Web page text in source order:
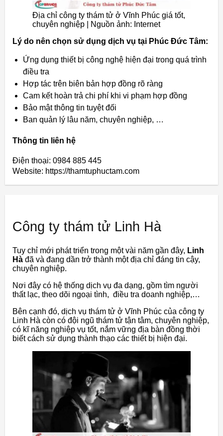
Địa chỉ công ty thám tử ở Vĩnh Phúc giá tốt,
chuyên nghiệp | Nguồn ảnh: Internet
Lý do nên chọn sử dụng dịch vụ tại Phúc Đức Tâm:
Ứng dụng thiết bị công nghệ hiện đại trong quá trình
điều tra
Hợp tác trên biên bản hợp đồng rõ ràng
Cam kết hoàn trả chi phí khi vi phạm hợp đồng
Bảo mật thông tin tuyệt đối
Ban quản lý lâu năm, chuyên nghiệp, …
Thông tin liên hệ
Điện thoại: 0984 885 445
Website: https://thamtuphuctam.com
Công ty thám tử Linh Hà
Tuy chỉ mới phát triển trong một vài năm gần đây, Linh
Hà đã và đang dần trở thành một địa chỉ đáng tin cậy,
chuyên nghiệp.
Nơi đây có hệ thống dịch vụ đa dạng, gồm tìm người
thất lạc, theo dõi ngoại tình, điều tra doanh nghiệp,…
Bên cạnh đó, dịch vụ thám tử ở Vĩnh Phúc của công ty
Linh Hà còn có đội ngũ thám tử tận tâm, chuyên nghiệp,
có kĩ năng nghiệp vụ tốt, nắm vững địa bàn đồng thời
biết cách sử dụng thành thạo các thiết bị hiện đại.